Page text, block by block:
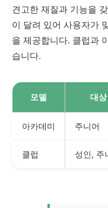
견고한 재질과 기능을
이 달려 있어 사용자가
을 제공합니다. 클럽과
습니다.
모델 대상
아카데미 주니어
클럽 성인, 주